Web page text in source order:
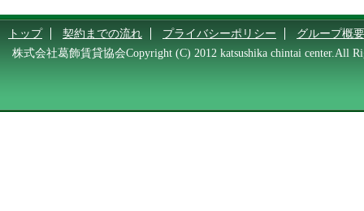
トップ 契約までの流れ プライバシーポリシー
グループ概要
株式会社葛飾賃貸協会Copyright (C) 2012 katsushika chintai center.All